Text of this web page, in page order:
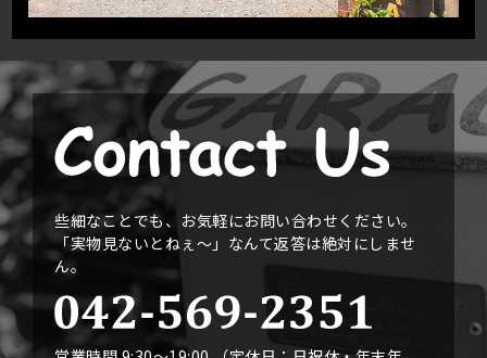
些細なことでも、お気軽にお問い合わせください。
「実物見ないとねぇ〜」なんて返答は絶対にしませ
ん。